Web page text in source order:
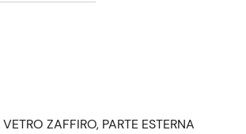
ZAFFIRO, PARTE ESTERNA